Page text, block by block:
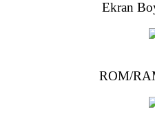
Ekran
ROM/